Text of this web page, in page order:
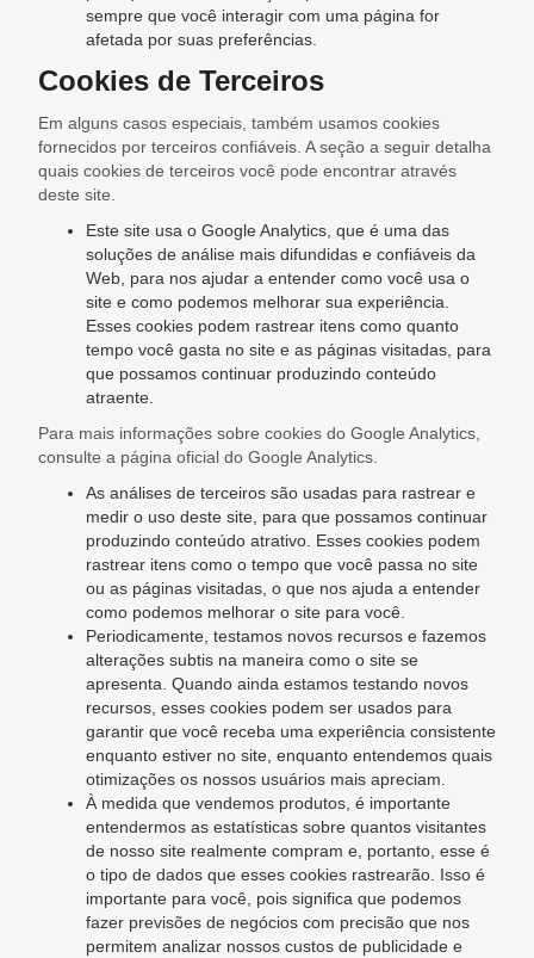
sempre que você interagir com uma página for
afetada por suas preferências.
Cookies de Terceiros
Em alguns casos especiais, também usamos cookies
fornecidos por terceiros confiáveis. A seção a seguir detalha
quais cookies de terceiros você pode encontrar através
deste site.
Este site usa o Google Analytics, que é uma das
soluções de análise mais difundidas e confiáveis ​​da
Web, para nos ajudar a entender como você usa o
site e como podemos melhorar sua experiência.
Esses cookies podem rastrear itens como quanto
tempo você gasta no site e as páginas visitadas, para
que possamos continuar produzindo conteúdo
atraente.
Para mais informações sobre cookies do Google Analytics,
consulte a página oficial do Google Analytics.
As análises de terceiros são usadas para rastrear e
medir o uso deste site, para que possamos continuar
produzindo conteúdo atrativo. Esses cookies podem
rastrear itens como o tempo que você passa no site
ou as páginas visitadas, o que nos ajuda a entender
como podemos melhorar o site para você.
Periodicamente, testamos novos recursos e fazemos
alterações subtis na maneira como o site se
apresenta. Quando ainda estamos testando novos
recursos, esses cookies podem ser usados ​​para
garantir que você receba uma experiência consistente
enquanto estiver no site, enquanto entendemos quais
otimizações os nossos usuários mais apreciam.
À medida que vendemos produtos, é importante
entendermos as estatísticas sobre quantos visitantes
de nosso site realmente compram e, portanto, esse é
o tipo de dados que esses cookies rastrearão. Isso é
importante para você, pois significa que podemos
fazer previsões de negócios com precisão que nos
permitem analizar nossos custos de publicidade e